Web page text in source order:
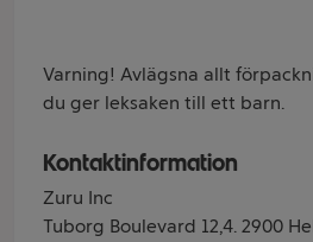
Varning! Avlägsna allt
du ger leksaken till ett barn.
Kontaktinformation
Zuru Inc
Tuborg Boulevard 12,4. 2900